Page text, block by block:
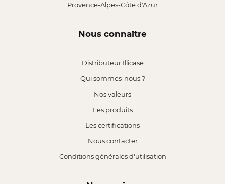
Provence-Alpes-Côte d'Azur
Nous connaître
Distributeur Illicase
Qui sommes-nous ?
Nos valeurs
Les produits
Les certifications
Nous contacter
Conditions générales d'utilisation